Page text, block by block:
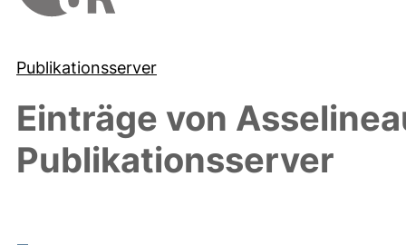
Publikationsserver
Einträge von
Publikationsserver